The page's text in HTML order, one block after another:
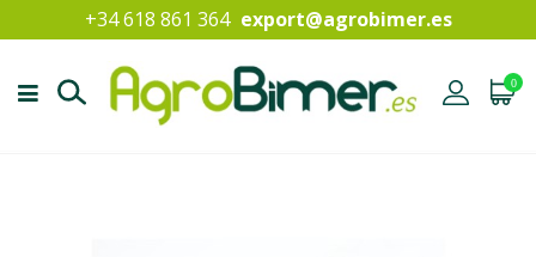
+34 618 861 364 export@agrobimer.es
0